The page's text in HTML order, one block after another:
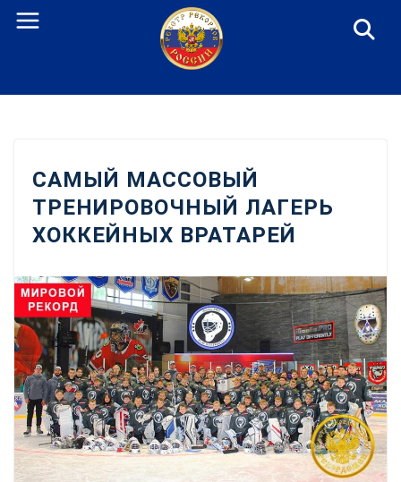
Перейти
САМЫЙ МАССОВЫЙ
ТРЕНИРОВОЧНЫЙ ЛАГЕРЬ
ХОККЕЙНЫХ ВРАТАРЕЙ